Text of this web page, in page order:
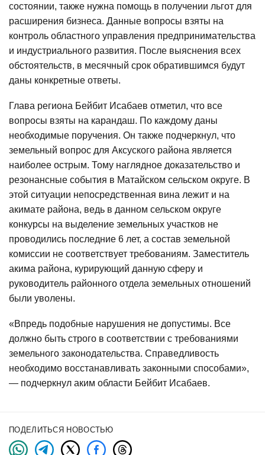
состоянии, также нужна помощь в получении льгот для
расширения бизнеса. Данные вопросы взяты на
контроль областного управления предпринимательства
и индустриального развития. После выяснения всех
обстоятельств, в месячный срок обратившимся будут
даны конкретные ответы.
Глава региона Бейбит Исабаев отметил, что все
вопросы взяты на карандаш. По каждому даны
необходимые поручения. Он также подчеркнул, что
земельный вопрос для Аксуского района является
наиболее острым. Тому наглядное доказательство и
резонансные события в Матайском сельском округе. В
этой ситуации непосредственная вина лежит и на
акимате района, ведь в данном сельском округе
конкурсы на выделение земельных участков не
проводились последние 6 лет, а состав земельной
комиссии не соответствует требованиям. Заместитель
акима района, курирующий данную сферу и
руководитель районного отдела земельных отношений
были уволены.
«Впредь подобные нарушения не допустимы. Все
должно быть строго в соответствии с требованиями
земельного законодательства. Справедливость
необходимо восстанавливать законными способами»,
— подчеркнул аким области Бейбит Исабаев.
ПОДЕЛИТЬСЯ НОВОСТЬЮ